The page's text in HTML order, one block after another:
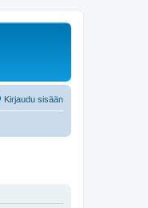
Kirjaudu sisään